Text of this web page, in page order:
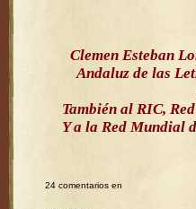
Clemen Esteban
Andaluz de las
También al RIC,
Y a la Red Mundial
24 comentarios en